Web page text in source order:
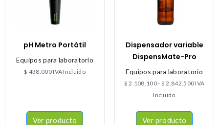
pH Metro Portátil
Equipos para laboratorio
$ 438.000IVA Incluido
Ver producto
Dispensador variable
DispensMate-Pro
Equipos para laboratorio
$ 2.108.100- $ 2.842.500IVA
Incluido
Ver producto